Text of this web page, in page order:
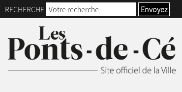
RECHERCHE Envoyez